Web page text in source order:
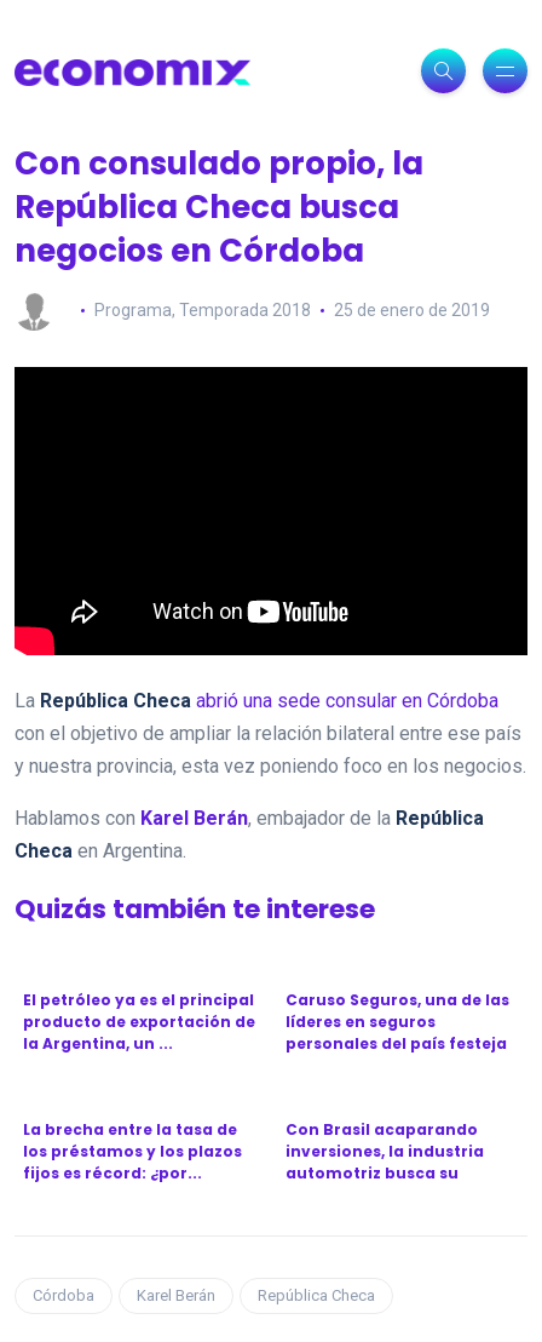
Con consulado propio, la
República Checa busca
negocios en Córdoba
Programa, Temporada 2018 25 de enero de 2019
La República Checa abrió una sede consular en Córdoba
con el objetivo de ampliar la relación bilateral entre ese país
y nuestra provincia, esta vez poniendo foco en los negocios.
Hablamos con Karel Berán, embajador de la República
Checa en Argentina.
Quizás también te interese
El petróleo ya es el principal
producto de exportación de
la Argentina, un ...
Caruso Seguros, una de las
líderes en seguros
personales del país festeja
La brecha entre la tasa de
los préstamos y los plazos
fijos es récord: ¿por...
Con Brasil acaparando
inversiones, la industria
automotriz busca su
Córdoba Karel Berán República Checa